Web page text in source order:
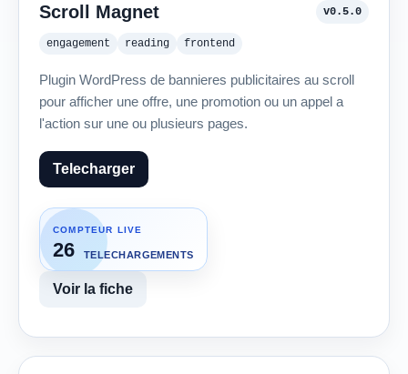
Scroll Magnet v0.5.0
engagement reading frontend
Plugin WordPress de bannieres publicitaires au scroll
pour afficher une offre, une promotion ou un appel a
l'action sur une ou plusieurs pages.
Telecharger
COMPTEUR LIVE
26 TELECHARGEMENTS
Voir la fiche